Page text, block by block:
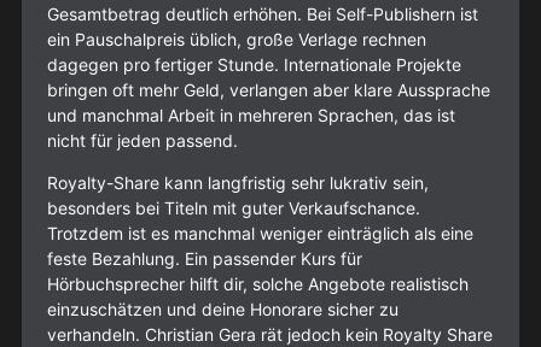
Gesamtbetrag deutlich erhöhen. Bei Self-Publishern ist
ein Pauschalpreis üblich, große Verlage rechnen
dagegen pro fertiger Stunde. Internationale Projekte
bringen oft mehr Geld, verlangen aber klare Aussprache
und manchmal Arbeit in mehreren Sprachen, das ist
nicht für jeden passend.
Royalty-Share kann langfristig sehr lukrativ sein,
besonders bei Titeln mit guter Verkaufschance.
Trotzdem ist es manchmal weniger einträglich als eine
feste Bezahlung. Ein passender Kurs für
Hörbuchsprecher hilft dir, solche Angebote realistisch
einzuschätzen und deine Honorare sicher zu
verhandeln. Christian Gera rät jedoch kein Royalty Share